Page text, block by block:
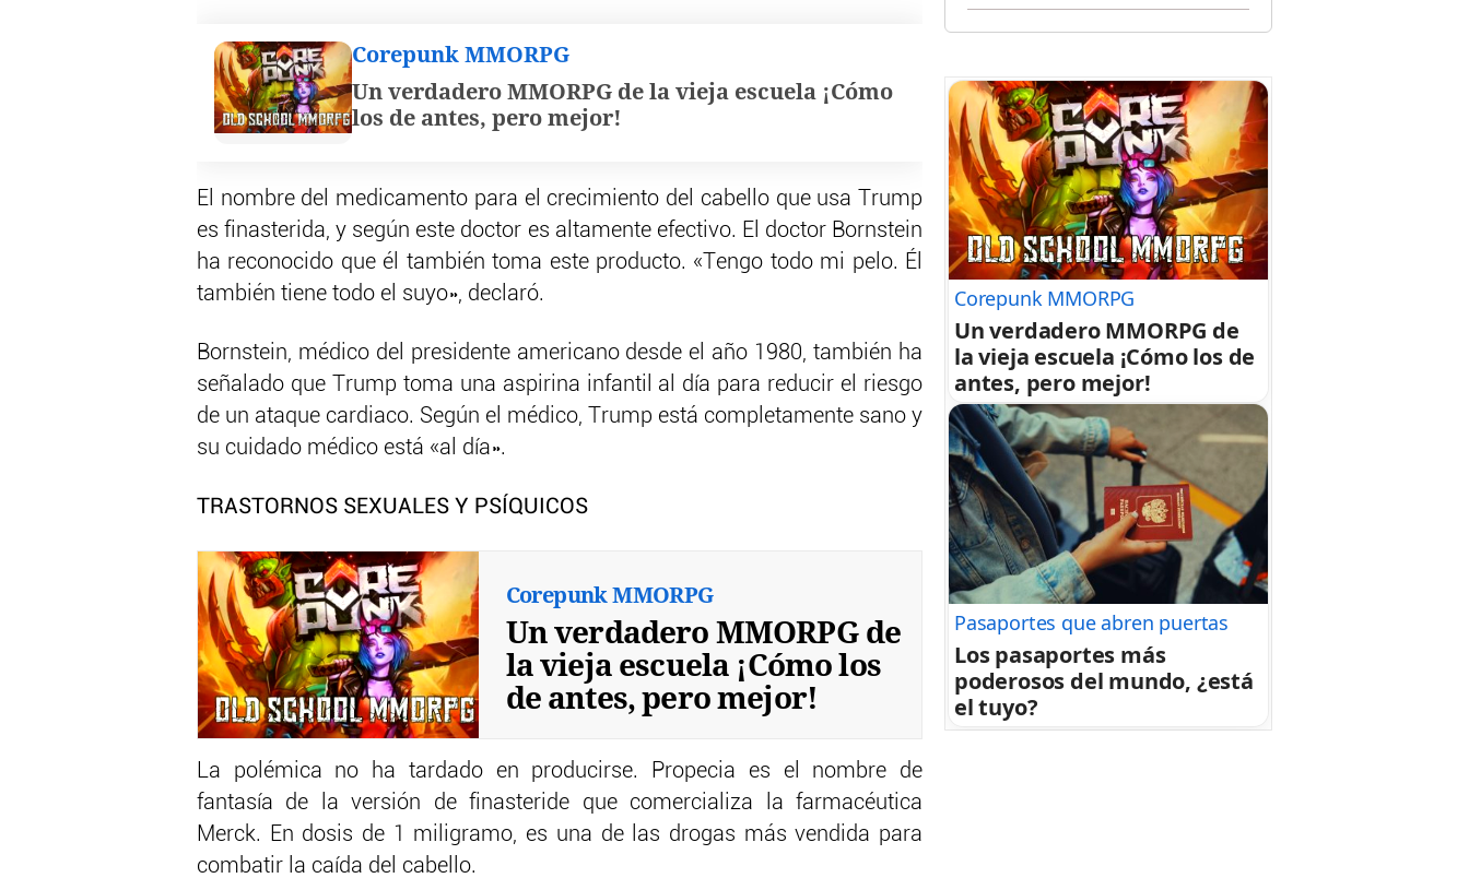
Corepunk MMORPG
Un verdadero MMORPG de la vieja escuela ¡Cómo
los de antes, pero mejor!
El nombre del medicamento para el crecimiento del cabello que usa Trump
es finasterida, y según este doctor es altamente efectivo. El doctor Bornstein
ha reconocido que él también toma este producto. «Tengo todo mi pelo. Él
también tiene todo el suyo», declaró.
Bornstein, médico del presidente americano desde el año 1980, también ha
señalado que Trump toma una aspirina infantil al día para reducir el riesgo
de un ataque cardiaco. Según el médico, Trump está completamente sano y
su cuidado médico está «al día».
TRASTORNOS SEXUALES Y PSÍQUICOS
Corepunk MMORPG
Un verdadero MMORPG de
la vieja escuela ¡Cómo los
de antes, pero mejor!
La polémica no ha tardado en producirse. Propecia es el nombre de
fantasía de la versión de finasteride que comercializa la farmacéutica
Merck. En dosis de 1 miligramo, es una de las drogas más vendida para
combatir la caída del cabello.
Corepunk MMORPG
Un verdadero MMORPG de
la vieja escuela ¡Cómo los de
antes, pero mejor!
Pasaportes que abren puertas
Los pasaportes más
poderosos del mundo, ¿está
el tuyo?